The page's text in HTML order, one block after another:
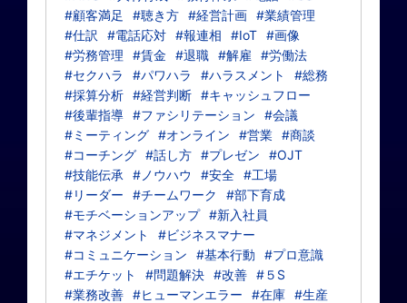
#顧客満足
#聴き方 #経営計画 #業績管理
#仕訳
#電話応対 #報連相 #IoT #画像
#労務管理
#賃金 #退職 #解雇
#労働法
#セクハラ
#パワハラ #ハラスメント
#総務
#採算分析 #経営判断 #キャッシュフロー
#後輩指導 #ファシリテーション
#会議
#ミーティング #オンライン #営業 #商談
#コーチング #話し方 #プレゼン
#OJT
#技能伝承
#ノウハウ #安全 #工場
#リーダー
#チームワーク
#部下育成
#モチベーションアップ #新入社員
#マネジメント
#ビジネスマナー
#コミュニケーション
#基本行動
#プロ意識
#エチケット
#問題解決 #改善 #５S
#業務改善 #ヒューマンエラー #在庫 #生産